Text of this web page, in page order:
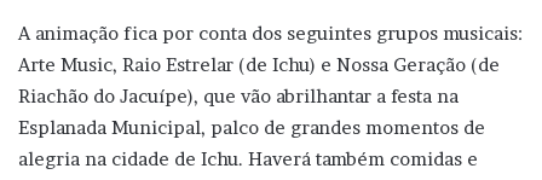
A animação fica por conta dos seguintes grupos musicais:
Arte Music, Raio Estrelar (de Ichu) e Nossa Geração (de
Riachão do Jacuípe), que vão abrilhantar a festa na
Esplanada Municipal, palco de grandes momentos de
alegria na cidade de Ichu. Haverá também comidas e